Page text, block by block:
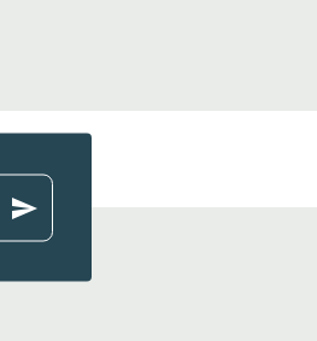
send